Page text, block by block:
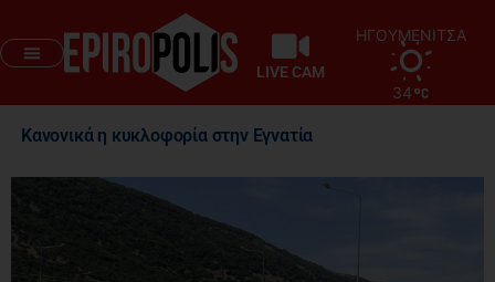
LIVE CAM
ΗΓΟΥΜΕΝΙΤΣΑ
34
Κανονικά η κυκλοφορία στην Εγνατία